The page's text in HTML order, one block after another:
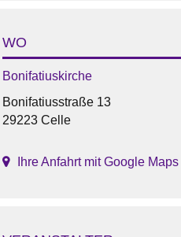
WO
Bonifatiuskirche
Bonifatiusstraße 13
29223 Celle
Ihre Anfahrt mit Google Maps